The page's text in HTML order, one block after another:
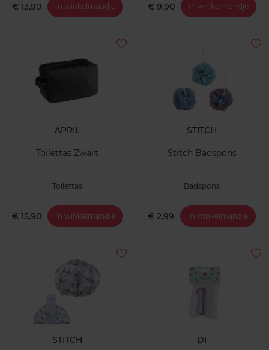
€ 13,90 In winkelmandje € 9,90 In winkelmandje
APRIL
Toilettas Zwart
Toilettas
€ 15,90 In winkelmandje
STITCH
Stitch Badspons
Badspons
€ 2,99 In winkelmandje
STITCH DI